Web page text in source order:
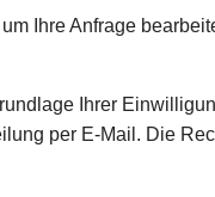
Ihre Anfrage
Ihrer
per E-Mail. Die